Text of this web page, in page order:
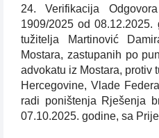
24. Verifikacija
1909/2025 od
tužitelja Martinović
Mostara, zastupanih po
advokatu iz Mostara, protiv
Hercegovine, Vlade
radi poništenja Rješenja
07.10.2025. godine, sa